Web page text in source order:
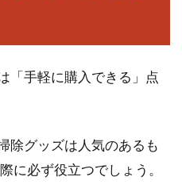
「手軽に購入できる」点
除グッズは人気のあるも
に必ず役立つでしょう。